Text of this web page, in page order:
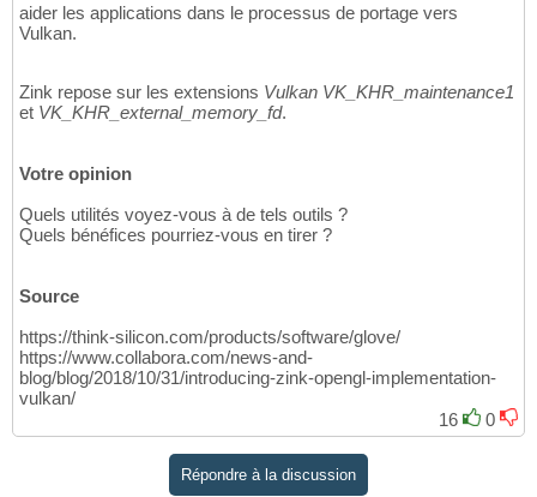
aider les applications dans le processus de portage vers
Vulkan.
Zink repose sur les extensions Vulkan VK_KHR_maintenance1
et VK_KHR_external_memory_fd.
Votre opinion
Quels utilités voyez-vous à de tels outils ?
Quels bénéfices pourriez-vous en tirer ?
Source
https://think-silicon.com/products/software/glove/
https://www.collabora.com/news-and-
blog/blog/2018/10/31/introducing-zink-opengl-implementation-
vulkan/
16
0
Répondre à la discussion